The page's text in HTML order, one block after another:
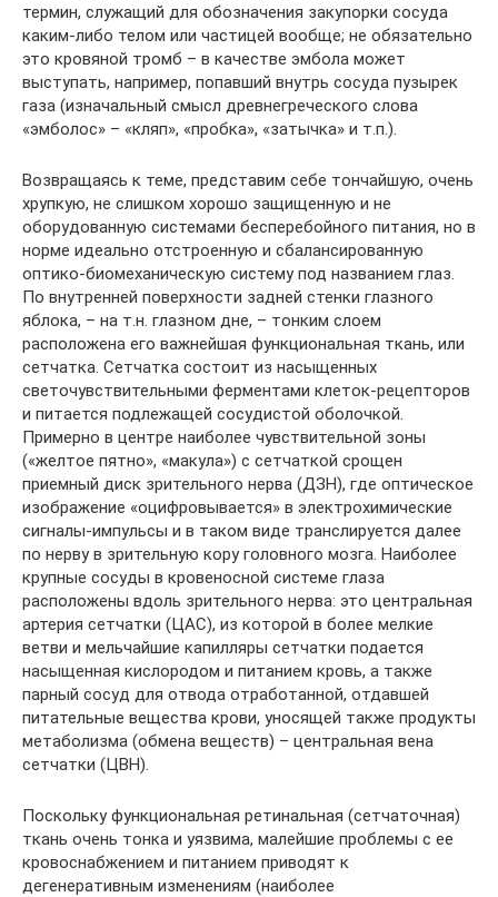
термин, служащий для обозначения закупорки сосуда
каким-либо телом или частицей вообще; не обязательно
это кровяной тромб – в качестве эмбола может
выступать, например, попавший внутрь сосуда пузырек
газа (изначальный смысл древнегреческого слова
«эмболос» – «кляп», «пробка», «затычка» и т.п.).
Возвращаясь к теме, представим себе тончайшую, очень
хрупкую, не слишком хорошо защищенную и не
оборудованную системами бесперебойного питания, но в
норме идеально отстроенную и сбалансированную
оптико-биомеханическую систему под названием глаз.
По внутренней поверхности задней стенки глазного
яблока, – на т.н. глазном дне, – тонким слоем
расположена его важнейшая функциональная ткань, или
сетчатка. Сетчатка состоит из насыщенных
светочувствительными ферментами клеток-рецепторов
и питается подлежащей сосудистой оболочкой.
Примерно в центре наиболее чувствительной зоны
(«желтое пятно», «макула») с сетчаткой срощен
приемный диск зрительного нерва (ДЗН), где оптическое
изображение «оцифровывается» в электрохимические
сигналы-импульсы и в таком виде транслируется далее
по нерву в зрительную кору головного мозга. Наиболее
крупные сосуды в кровеносной системе глаза
расположены вдоль зрительного нерва: это центральная
артерия сетчатки (ЦАС), из которой в более мелкие
ветви и мельчайшие капилляры сетчатки подается
насыщенная кислородом и питанием кровь, а также
парный сосуд для отвода отработанной, отдавшей
питательные вещества крови, уносящей также продукты
метаболизма (обмена веществ) – центральная вена
сетчатки (ЦВН).
Поскольку функциональная ретинальная (сетчаточная)
ткань очень тонка и уязвима, малейшие проблемы с ее
кровоснабжением и питанием приводят к
дегенеративным изменениям (наиболее